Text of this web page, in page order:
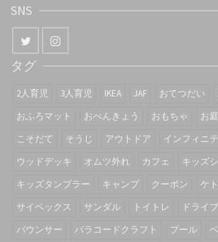
SNS
タグ
2人育児 3人育児 IKEA JAF おてつだい
おふろマット
おべんきょう おもちゃ お庭
こそだて
そうじ アウトドア
インフィニ
ウッドデッキ
オムツ外れ カフェ
キッズ
キッズタンブラー
キャンプ クーポン ケ
サイベックス
サンダル トイトレ
ドライ
バウンサー
パラコードクラフト プール